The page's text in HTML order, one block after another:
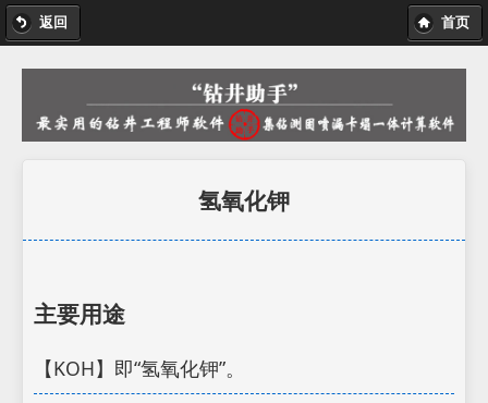
返回 首页
氢氧化钾
主要用途
【KOH】即“氢氧化钾”。